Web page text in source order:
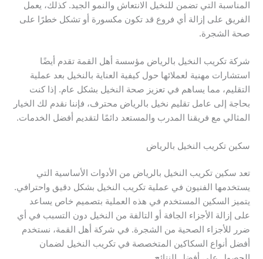
المناسبة التي تضمن للنخيل الانتعاش والنمو الجيد. كذلك، يعمل
الفريق على إزالة أي فروع قد تكون مكسورة أو تشكل خطرًا على
صحة الشجرة.
شركة تكريب النخيل بالرياض مؤسسة أهل القمة تقدم أيضًا
استشارات مهنية لعملائها حول كيفية العناية بالنخيل بعد عملية
التقليم، مما يساهم في تعزيز صحة النخيل بشكل عام. إذا كنت
بحاجة إلى عامل تقليم نخيل بالرياض محترف، فإننا نقدم لك الخيار
المثالي مع فريقنا المدرب والمستعد دائمًا لتقديم أفضل الخدمات.
سكين تكريب النخيل بالرياض
تعد سكين تكريب النخيل بالرياض من الأدوات الأساسية التي
يستخدمها الفنيون في عملية تكريب النخيل بشكل دقيق واحترافي.
يتميز السكين المستخدم في هذه العملية بتصميم خاص يساعد
على إزالة الأجزاء الجافة أو التالفة من النخيل دون التسبب في أي
ضرر للأجزاء الصحية من الشجرة. في شركة أهل القمة، نستخدم
أفضل أنواع السكاكين المتخصصة في تكريب النخيل لضمان